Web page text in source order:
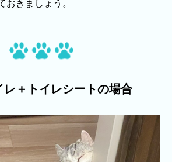
おきましょう。
＋トイレシートの場合